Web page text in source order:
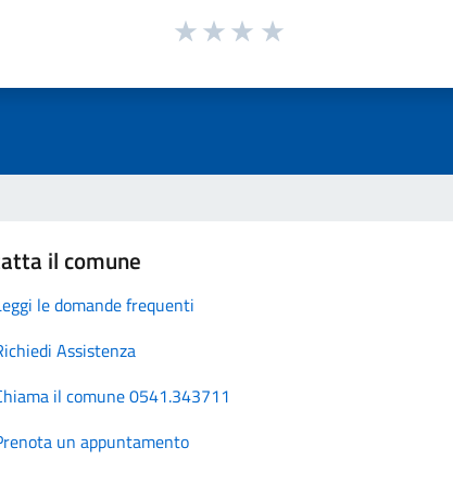
il comune
le domande frequenti
Assistenza
il comune 0541.343711
un appuntamento